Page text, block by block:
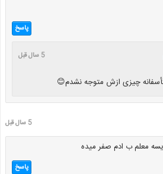
پاسخ
5 سال قبل
چیزی ازش متوجه نشدم😊
5 سال قبل
معلم ب ادم صفر میده
پاسخ